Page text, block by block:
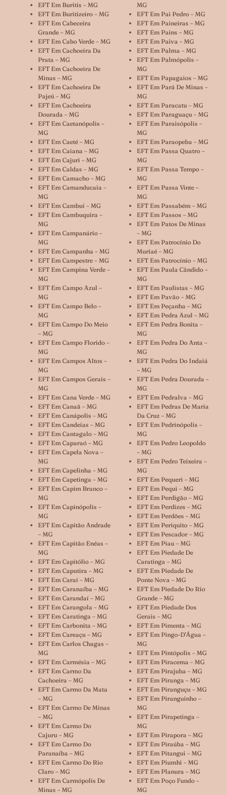
EFT Em Buritis – MG
EFT Em Buritizeiro – MG
EFT Em Cabeceira
Grande – MG
EFT Em Cabo Verde – MG
EFT Em Cachoeira Da
Prata – MG
EFT Em Cachoeira De
Minas – MG
EFT Em Cachoeira De
Pajeú – MG
EFT Em Cachoeira
Dourada – MG
EFT Em Caetanópolis –
MG
EFT Em Caeté – MG
EFT Em Caiana – MG
EFT Em Cajuri – MG
EFT Em Caldas – MG
EFT Em Camacho – MG
EFT Em Camanducaia –
MG
EFT Em Cambuí – MG
EFT Em Cambuquira –
MG
EFT Em Campanário –
MG
EFT Em Campanha – MG
EFT Em Campestre – MG
EFT Em Campina Verde –
MG
EFT Em Campo Azul –
MG
EFT Em Campo Belo –
MG
EFT Em Campo Do Meio
– MG
EFT Em Campo Florido –
MG
EFT Em Campos Altos –
MG
EFT Em Campos Gerais –
MG
EFT Em Cana Verde – MG
EFT Em Canaã – MG
EFT Em Canápolis – MG
EFT Em Candeias – MG
EFT Em Cantagalo – MG
EFT Em Caparaó – MG
EFT Em Capela Nova –
MG
EFT Em Capelinha – MG
EFT Em Capetinga – MG
EFT Em Capim Branco –
MG
EFT Em Capinópolis –
MG
EFT Em Capitão Andrade
– MG
EFT Em Capitão Enéas –
MG
EFT Em Capitólio – MG
EFT Em Caputira – MG
EFT Em Caraí – MG
EFT Em Caranaíba – MG
EFT Em Carandaí – MG
EFT Em Carangola – MG
EFT Em Caratinga – MG
EFT Em Carbonita – MG
EFT Em Careaçu – MG
EFT Em Carlos Chagas –
MG
EFT Em Carmésia – MG
EFT Em Carmo Da
Cachoeira – MG
EFT Em Carmo Da Mata
– MG
EFT Em Carmo De Minas
– MG
EFT Em Carmo Do
Cajuru – MG
EFT Em Carmo Do
Paranaíba – MG
EFT Em Carmo Do Rio
Claro – MG
EFT Em Carmópolis De
Minas – MG
MG
EFT Em Pai Pedro – MG
EFT Em Paineiras – MG
EFT Em Pains – MG
EFT Em Paiva – MG
EFT Em Palma – MG
EFT Em Palmópolis –
MG
EFT Em Papagaios – MG
EFT Em Pará De Minas –
MG
EFT Em Paracatu – MG
EFT Em Paraguaçu – MG
EFT Em Paraisópolis –
MG
EFT Em Paraopeba – MG
EFT Em Passa Quatro –
MG
EFT Em Passa Tempo –
MG
EFT Em Passa Vinte –
MG
EFT Em Passabém – MG
EFT Em Passos – MG
EFT Em Patos De Minas
– MG
EFT Em Patrocínio Do
Muriaé – MG
EFT Em Patrocínio – MG
EFT Em Paula Cândido –
MG
EFT Em Paulistas – MG
EFT Em Pavão – MG
EFT Em Peçanha – MG
EFT Em Pedra Azul – MG
EFT Em Pedra Bonita –
MG
EFT Em Pedra Do Anta –
MG
EFT Em Pedra Do Indaiá
– MG
EFT Em Pedra Dourada –
MG
EFT Em Pedralva – MG
EFT Em Pedras De Maria
Da Cruz – MG
EFT Em Pedrinópolis –
MG
EFT Em Pedro Leopoldo
– MG
EFT Em Pedro Teixeira –
MG
EFT Em Pequeri – MG
EFT Em Pequi – MG
EFT Em Perdigão – MG
EFT Em Perdizes – MG
EFT Em Perdões – MG
EFT Em Periquito – MG
EFT Em Pescador – MG
EFT Em Piau – MG
EFT Em Piedade De
Caratinga – MG
EFT Em Piedade De
Ponte Nova – MG
EFT Em Piedade Do Rio
Grande – MG
EFT Em Piedade Dos
Gerais – MG
EFT Em Pimenta – MG
EFT Em Pingo-D’Água –
MG
EFT Em Pintópolis – MG
EFT Em Piracema – MG
EFT Em Pirajuba – MG
EFT Em Piranga – MG
EFT Em Piranguçu – MG
EFT Em Piranguinho –
MG
EFT Em Pirapetinga –
MG
EFT Em Pirapora – MG
EFT Em Piraúba – MG
EFT Em Pitangui – MG
EFT Em Piumhi – MG
EFT Em Planura – MG
EFT Em Poço Fundo –
MG